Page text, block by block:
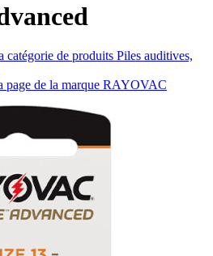
catégorie de produits Piles auditives,
page de la marque RAYOVAC